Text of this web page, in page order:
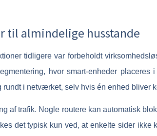
til almindelige husstande
tidligere var forbeholdt
hvor smart-enheder
i netværket, selv hvis én enhed bliver
af trafik. Nogle routere kan automatisk
det typisk kun ved, at enkelte sider